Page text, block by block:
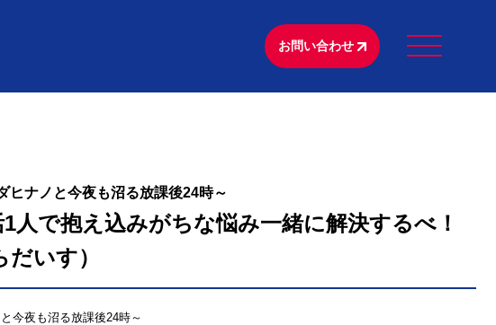
お問い合わせ
ヒナノと今夜も沼る放課後24時～
人で抱え込みがちな悩み一緒に解決するべ！
いす）
今夜も沼る放課後24時～